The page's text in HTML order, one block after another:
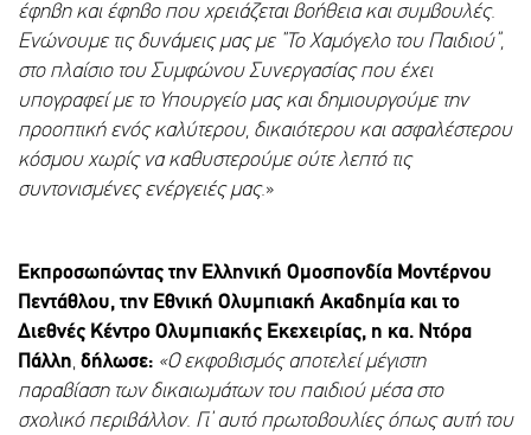
έφηβη και έφηβο που χρειάζεται βοήθεια και συμβουλές.
Ενώνουμε τις δυνάμεις μας με “Το Χαμόγελο του Παιδιού”,
στο πλαίσιο του Συμφώνου Συνεργασίας που έχει
υπογραφεί με το Υπουργείο μας και δημιουργούμε την
προοπτική ενός καλύτερου, δικαιότερου και ασφαλέστερου
κόσμου χωρίς να καθυστερούμε ούτε λεπτό τις
συντονισμένες ενέργειές μας.»
Εκπροσωπώντας την Ελληνική Ομοσπονδία Μοντέρνου
Πεντάθλου, την Εθνική Ολυμπιακή Ακαδημία και το
Διεθνές Κέντρο Ολυμπιακής Εκεχειρίας, η κα. Ντόρα
Πάλλη, δήλωσε: «Ο εκφοβισμός αποτελεί μέγιστη
παραβίαση των δικαιωμάτων του παιδιού μέσα στο
σχολικό περιβάλλον. Γι’ αυτό πρωτοβουλίες όπως αυτή του